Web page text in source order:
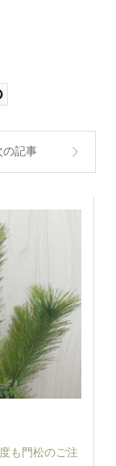
の記事
も門松のご注